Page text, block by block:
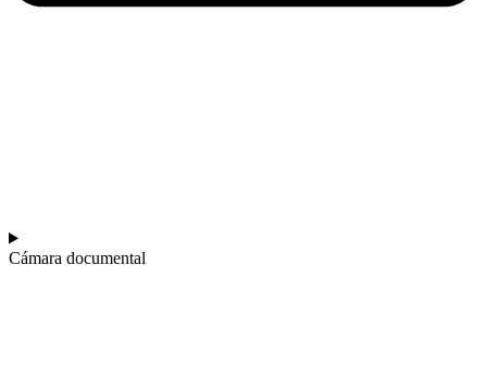
Cámara documental